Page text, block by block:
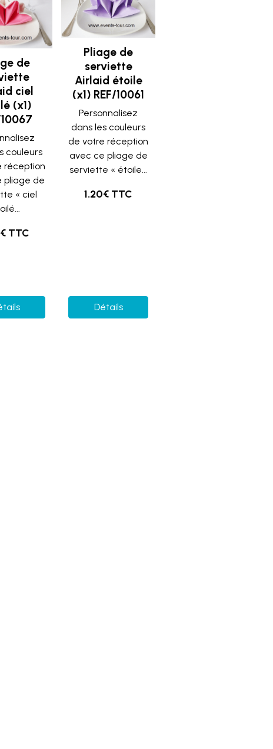
de
ciel
(x1)
couleurs
réception
pliage de
« ciel
TTC
Pliage de
serviette
Airlaid étoile
(x1) REF/10061
Personnalisez
dans les couleurs
de votre réception
avec ce pliage de
serviette « étoile...
1.20€ TTC
Détails